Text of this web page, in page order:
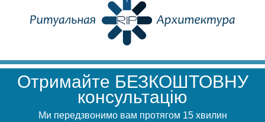
Отримайте БЕЗКОШТОВНУ
консультацію
Ми передзвонимо вам протягом 15 хвилин